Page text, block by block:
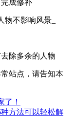
成修补
站点，请告知本
了！
方法可以轻松解